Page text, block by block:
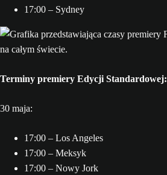
17:00 – Sydney
Terminy premiery Edycji Standardowej:
30 maja:
17:00 – Los Angeles
17:00 – Meksyk
17:00 – Nowy Jork